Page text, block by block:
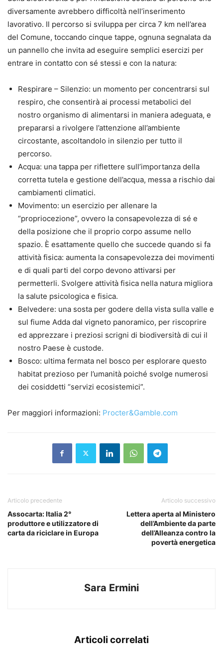
diversamente avrebbero difficoltà nell’inserimento
lavorativo. Il percorso si sviluppa per circa 7 km nell’area
del Comune, toccando cinque tappe, ognuna segnalata da
un pannello che invita ad eseguire semplici esercizi per
entrare in contatto con sé stessi e con la natura:
Respirare – Silenzio: un momento per concentrarsi sul
respiro, che consentirà ai processi metabolici del
nostro organismo di alimentarsi in maniera adeguata, e
prepararsi a rivolgere l’attenzione all’ambiente
circostante, ascoltandolo in silenzio per tutto il
percorso.
Acqua: una tappa per riflettere sull’importanza della
corretta tutela e gestione dell’acqua, messa a rischio dai
cambiamenti climatici.
Movimento: un esercizio per allenare la
“propriocezione”, ovvero la consapevolezza di sé e
della posizione che il proprio corpo assume nello
spazio. È esattamente quello che succede quando si fa
attività fisica: aumenta la consapevolezza dei movimenti
e di quali parti del corpo devono attivarsi per
permetterli. Svolgere attività fisica nella natura migliora
la salute psicologica e fisica.
Belvedere: una sosta per godere della vista sulla valle e
sul fiume Adda dal vigneto panoramico, per riscoprire
ed apprezzare i preziosi scrigni di biodiversità di cui il
nostro Paese è custode.
Bosco: ultima fermata nel bosco per esplorare questo
habitat prezioso per l’umanità poiché svolge numerosi
dei cosiddetti “servizi ecosistemici”.
Per maggiori informazioni: Procter&Gamble.com
Articolo precedente
Assocarta: Italia 2°
produttore e utilizzatore di
carta da riciclare in Europa
Articolo successivo
Lettera aperta al Ministero
dell’Ambiente da parte
dell’Alleanza contro la
povertà energetica
Sara Ermini
Articoli correlati